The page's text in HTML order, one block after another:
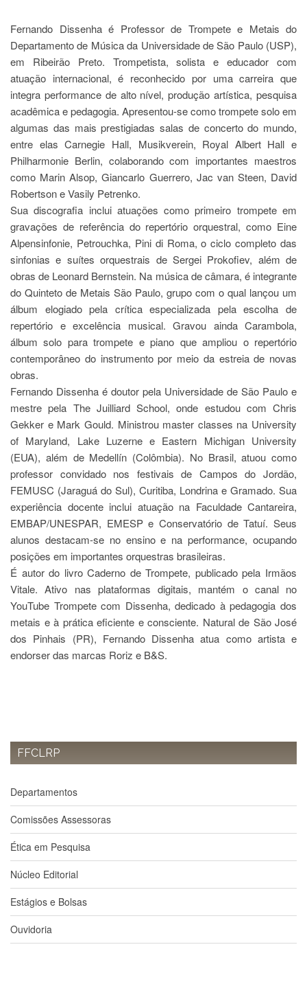
Curricularização
da
Extensão
Calendário
Horários
Estágios
Permanência
Estudantil
Formulários
Agremiações
Diplomas
Disponíveis
Pró-
Sistema
Júpiter
PÓS-
GRADUAÇÃO
Alunos
Especiais
Apresentação
Online
à
Pró-
Reitoria
PG
Comissão
de
Pós-
graduação
Defesas
Disponíveis
Normas
-
e
Teses
PAE
Programas
PESQUISA
A
Fernando Dissenha é Professor de Trompete e Metais do
Departamento de Música da Universidade de São Paulo (USP),
em Ribeirão Preto. Trompetista, solista e educador com
atuação internacional, é reconhecido por uma carreira que
integra performance de alto nível, produção artística, pesquisa
acadêmica e pedagogia. Apresentou-se como trompete solo em
algumas das mais prestigiadas salas de concerto do mundo,
entre elas Carnegie Hall, Musikverein, Royal Albert Hall e
Philharmonie Berlin, colaborando com importantes maestros
como Marin Alsop, Giancarlo Guerrero, Jac van Steen, David
Robertson e Vasily Petrenko.
Sua discografia inclui atuações como primeiro trompete em
gravações de referência do repertório orquestral, como Eine
Alpensinfonie, Petrouchka, Pini di Roma, o ciclo completo das
sinfonias e suítes orquestrais de Sergei Prokofiev, além de
obras de Leonard Bernstein. Na música de câmara, é integrante
do Quinteto de Metais São Paulo, grupo com o qual lançou um
álbum elogiado pela crítica especializada pela escolha de
repertório e excelência musical. Gravou ainda Carambola,
álbum solo para trompete e piano que ampliou o repertório
contemporâneo do instrumento por meio da estreia de novas
obras.
Fernando Dissenha é doutor pela Universidade de São Paulo e
mestre pela The Juilliard School, onde estudou com Chris
Gekker e Mark Gould. Ministrou master classes na University
of Maryland, Lake Luzerne e Eastern Michigan University
(EUA), além de Medellín (Colômbia). No Brasil, atuou como
professor convidado nos festivais de Campos do Jordão,
FEMUSC (Jaraguá do Sul), Curitiba, Londrina e Gramado. Sua
experiência docente inclui atuação na Faculdade Cantareira,
EMBAP/UNESPAR, EMESP e Conservatório de Tatuí. Seus
alunos destacam-se no ensino e na performance, ocupando
posições em importantes orquestras brasileiras.
É autor do livro Caderno de Trompete, publicado pela Irmãos
Vitale. Ativo nas plataformas digitais, mantém o canal no
YouTube Trompete com Dissenha, dedicado à pedagogia dos
metais e à prática eficiente e consciente. Natural de São José
dos Pinhais (PR), Fernando Dissenha atua como artista e
endorser das marcas Roriz e B&S.
FFCLRP
Departamentos
Comissões Assessoras
Ética em Pesquisa
Núcleo Editorial
Estágios e Bolsas
Ouvidoria